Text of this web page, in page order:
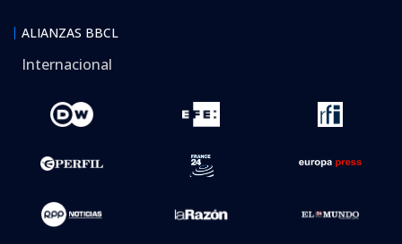
ALIANZAS BBCL
Internacional